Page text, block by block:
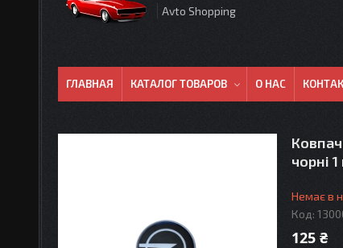
Avto Shopping
ГЛАВНАЯ КАТАЛОГ ТОВАРОВ О НАС
чорні
Немає в
Код:
125 ₴